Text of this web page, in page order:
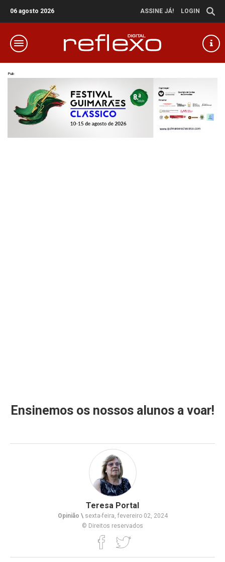
06 agosto 2026 ASSINE JÁ! LOGIN
Pub
Ensinemos os nossos alunos a voar!
Teresa Portal
Opinião \sexta-feira, fevereiro 02, 2024
© Direitos reservados